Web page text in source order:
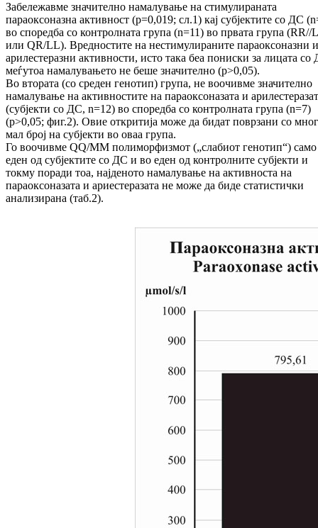
Забележавме значително намалување на стимулираната
параоксоназна активност (p=0,019; сл.1) кај субјектите со ДС
во споредба со контролната група (n=11) во првата група (RR//
или QR/LL). Вредностите на нестимулираните параоксоназни и
арилестеразни активности, исто така беа пониски за лицата со
меѓутоа намалувањето не беше значително (p>0,05).
Во втората (со среден генотип) група, не воочивме значително
намалување на активностите на параоксоназата и
(субјекти со ДС, n=12) во споредба со контролната група (n=7)
(p>0,05; фиг.2). Овие откритија може да бидат поврзани со
мал број на субјекти во оваа група.
Го воочивме QQ/MM полиморфизмот („слабиот генотип“) само
еден од субјектите со ДС и во еден од контролните субјекти и
токму поради тоа, најденото намалување на активноста на
параоксоназата и ариестеразата не може да биде статистички
анализирана (таб.2).